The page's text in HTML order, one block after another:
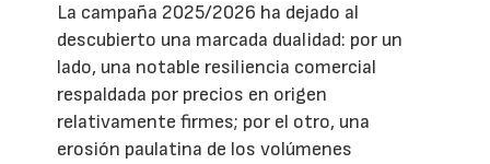
La campaña 2025/2026 ha dejado al
descubierto una marcada dualidad: por un
lado, una notable resiliencia comercial
respaldada por precios en origen
relativamente firmes; por el otro, una
erosión paulatina de los volúmenes